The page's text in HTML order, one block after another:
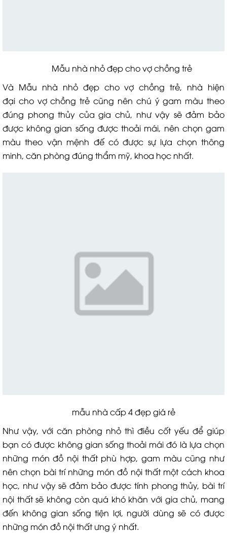
Mẫu nhà nhỏ đẹp cho vợ chồng trẻ
Và Mẫu nhà nhỏ đẹp cho vợ chồng trẻ, nhà hiện
đại cho vợ chồng trẻ cũng nên chú ý gam màu theo
đúng phong thủy của gia chủ, như vậy sẽ đảm bảo
được không gian sống được thoải mái, nên chọn gam
màu theo vận mệnh đế có được sự lựa chọn thông
minh, căn phòng đúng thẩm mỹ, khoa học nhất.
mẫu nhà cấp 4 đẹp giá rẻ
Như vậy, với căn phòng nhỏ thì điều cốt yếu để giúp
bạn có được không gian sống thoải mái đó là lựa chọn
những món đồ nội thất phù hợp, gam màu cũng như
nên chọn bài trí những món đồ nội thất một cách khoa
học, như vậy sẽ đảm bảo được tính phong thủy, bài trí
nội thất sẽ không còn quá khó khăn với gia chủ, mang
đến không gian sống tiện lợi, người dùng sẽ có được
những món đồ nội thất ưng ý nhất.